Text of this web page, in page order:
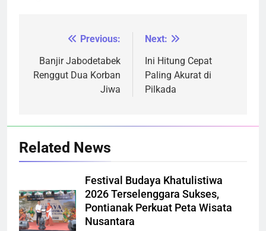
Navigasi
pos
Previous:
Banjir Jabodetabek
Renggut Dua Korban
Jiwa
Next:
Ini Hitung Cepat
Paling Akurat di
Pilkada
Related News
Festival Budaya Khatulistiwa
2026 Terselenggara Sukses,
Pontianak Perkuat Peta Wisata
Nusantara